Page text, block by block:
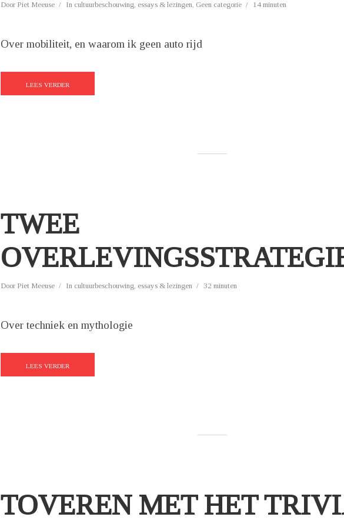
Door Piet Meeuse In cultuurbeschouwing, essays & lezingen, Geen categorie 14 minuten
Over mobiliteit, en waarom ik geen auto rijd
LEES VERDER
TWEE
Door Piet Meeuse In cultuurbeschouwing, essays & lezingen 32 minuten
Over techniek en mythologie
LEES VERDER
TOVEREN MET HET